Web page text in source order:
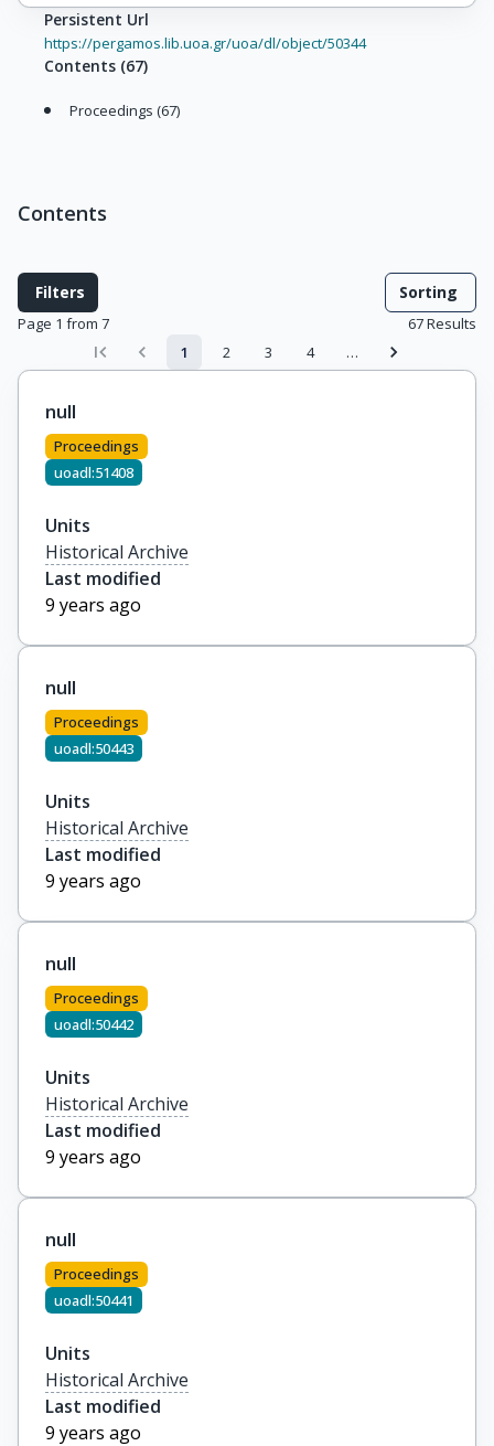
Persistent Url
https://pergamos.lib.uoa.gr/uoa/dl/object/50344
Contents (67)
Proceedings (67)
Contents
Filters Sorting
Page 1 from 7 67Results
1
2 3 4 …
null
Proceedings
uoadl:51408
Units
Historical Archive
Last modified
9 years ago
null
Proceedings
uoadl:50443
Units
Historical Archive
Last modified
9 years ago
null
Proceedings
uoadl:50442
Units
Historical Archive
Last modified
9 years ago
null
Proceedings
uoadl:50441
Units
Historical Archive
Last modified
9 years ago